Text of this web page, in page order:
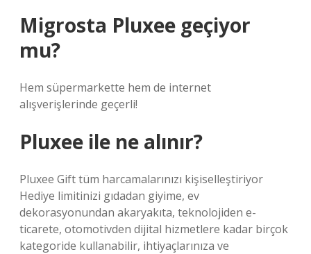
Migrosta Pluxee geçiyor
mu?
Hem süpermarkette hem de internet
alışverişlerinde geçerli!
Pluxee ile ne alınır?
Pluxee Gift tüm harcamalarınızı kişiselleştiriyor
Hediye limitinizi gıdadan giyime, ev
dekorasyonundan akaryakıta, teknolojiden e-
ticarete, otomotivden dijital hizmetlere kadar birçok
kategoride kullanabilir, ihtiyaçlarınıza ve